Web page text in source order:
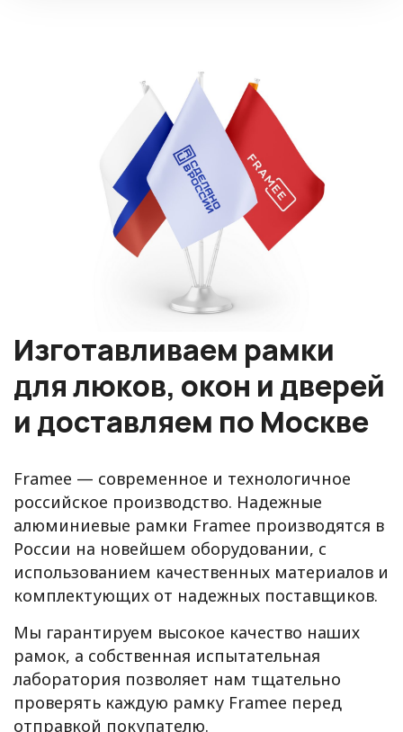
Изготавливаем рамки
для люков, окон и дверей
и доставляем по Москве
Framee — современное и технологичное
российское производство. Надежные
алюминиевые рамки Framee производятся в
России на новейшем оборудовании, с
использованием качественных материалов и
комплектующих от надежных поставщиков.
Мы гарантируем высокое качество наших
рамок, а собственная испытательная
лаборатория позволяет нам тщательно
проверять каждую рамку Framee перед
отправкой покупателю.